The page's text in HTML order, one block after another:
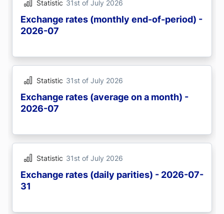
Statistic 31st of July 2026
Exchange rates (monthly end-of-period) -
2026-07
Statistic 31st of July 2026
Exchange rates (average on a month) -
2026-07
Statistic 31st of July 2026
Exchange rates (daily parities) - 2026-07-
31